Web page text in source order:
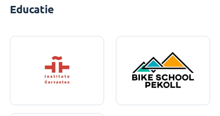
Educatie